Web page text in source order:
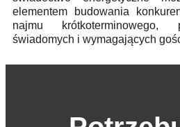
elementem budowania
najmu krótkoterminowego,
świadomych i wymagających